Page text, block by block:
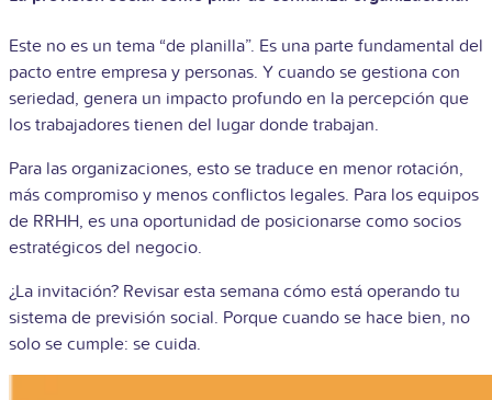
Este no es un tema “de planilla”. Es una parte fundamental del
pacto entre empresa y personas. Y cuando se gestiona con
seriedad, genera un impacto profundo en la percepción que
los trabajadores tienen del lugar donde trabajan.
Para las organizaciones, esto se traduce en menor rotación,
más compromiso y menos conflictos legales. Para los equipos
de RRHH, es una oportunidad de posicionarse como socios
estratégicos del negocio.
¿La invitación? Revisar esta semana cómo está operando tu
sistema de previsión social. Porque cuando se hace bien, no
solo se cumple: se cuida.